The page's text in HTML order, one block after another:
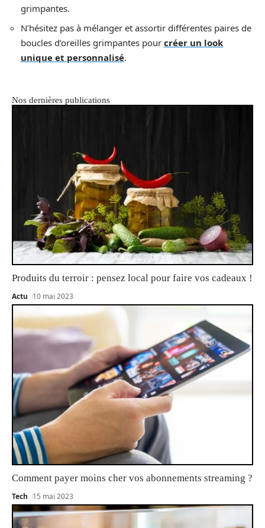
grimpantes.
N’hésitez pas à mélanger et assortir différentes paires de
boucles d’oreilles grimpantes pour créer un look
unique et personnalisé.
Nos dernières publications
Produits du terroir : pensez local pour faire vos cadeaux !
Actu 10 mai 2023
Comment payer moins cher vos abonnements streaming ?
Tech 15 mai 2023